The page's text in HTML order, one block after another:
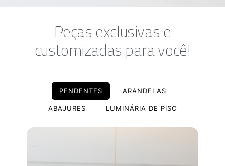
Peças exclusivas e
customizadas para você!
PENDENTES ARANDELAS
ABAJURES LUMINÁRIA DE PISO